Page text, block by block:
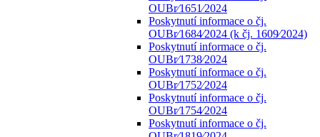
OUBr⁄1651⁄2024
Poskytnutí informace o čj.
OUBr⁄1684⁄2024 (k čj. 1609⁄2024)
Poskytnutí informace o čj.
OUBr⁄1738⁄2024
Poskytnutí informace o čj.
OUBr⁄1752⁄2024
Poskytnutí informace o čj.
OUBr⁄1754⁄2024
Poskytnutí informace o čj.